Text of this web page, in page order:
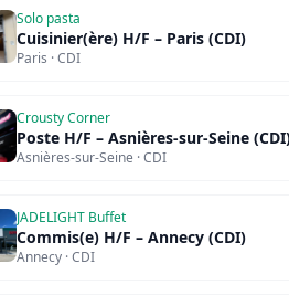
Solo pasta
Cuisinier(ère) H/F – Paris (CDI)
Paris · CDI
Crousty Corner
Poste H/F – Asnières-sur-Seine
Asnières-sur-Seine · CDI
JADELIGHT Buffet
Commis(e) H/F – Annecy (CDI)
Annecy · CDI